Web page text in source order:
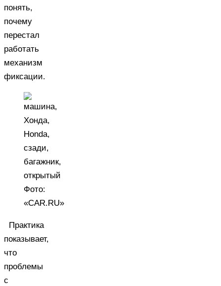
понять,
почему
перестал
работать
механизм
фиксации.
Фото:
«CAR.RU»
Практика
показывает,
что
проблемы
с